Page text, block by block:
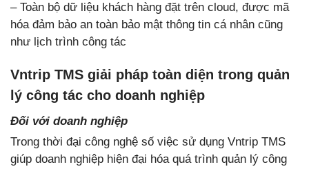
– Toàn bộ dữ liệu khách hàng đặt trên cloud, được mã
hóa đảm bảo an toàn bảo mật thông tin cá nhân cũng
như lịch trình công tác
Vntrip TMS giải pháp toàn diện trong quản
lý công tác cho doanh nghiệp
Đối với doanh nghiệp
Trong thời đại công nghệ số việc sử dụng Vntrip TMS
giúp doanh nghiệp hiện đại hóa quá trình quản lý công